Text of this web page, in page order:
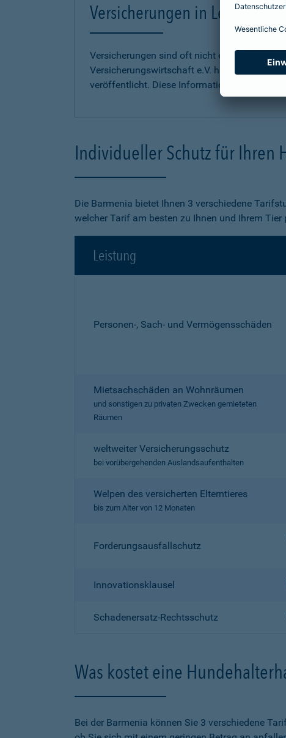
Versicherungen in Leichter
Versicherungen sind oft nicht einfach zu
Versicherungswirtschaft e.V. hat
veröffentlicht. Diese Informationen finden Sie
Individueller Schutz für Ihren
Die Barmenia bietet Ihnen 3 verschiedene
welcher Tarif am besten zu Ihnen und Ihrem Tier
Leistung
Personen-, Sach- und Vermögensschäden
Mietsachschäden an Wohnräumen
und sonstigen zu privaten Zwecken gemieteten
Räumen
weltweiter Versicherungsschutz
bei vorübergehenden Auslandsaufenthalten
Welpen des versicherten Elterntieres
bis zum Alter von 12 Monaten
Forderungsausfallschutz
Innovationsklausel
Schadenersatz-Rechtsschutz
Was kostet eine
Bei der Barmenia können Sie 3 verschiedene